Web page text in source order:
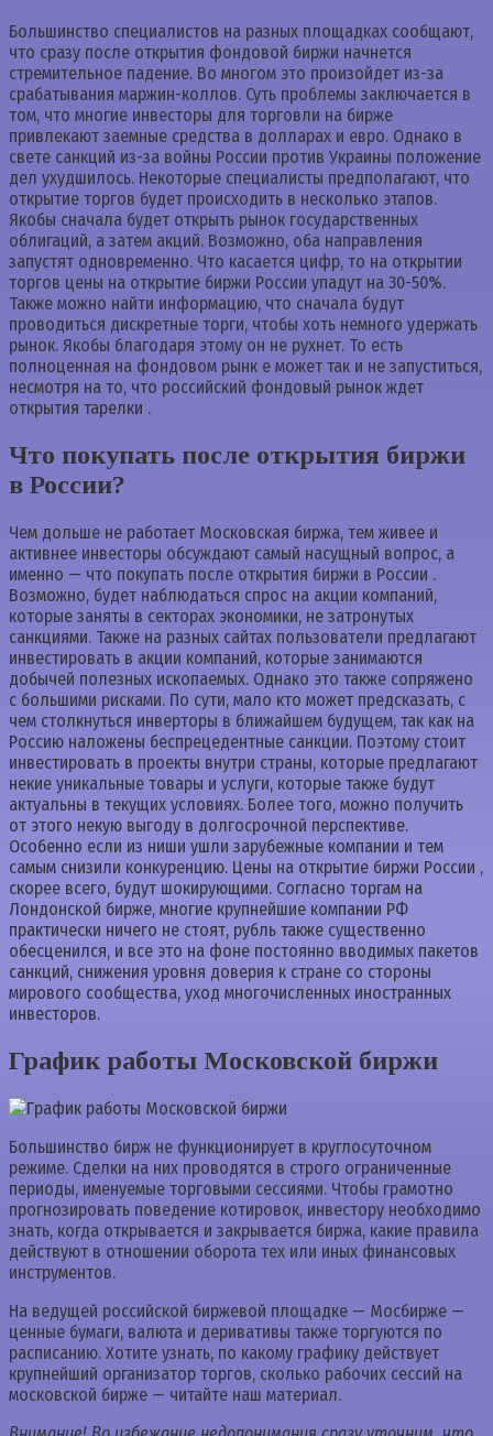
Большинство специалистов на разных площадках сообщают,
что сразу после открытия фондовой биржи начнется
стремительное падение. Во многом это произойдет из-за
срабатывания маржин-коллов. Суть проблемы заключается в
том, что многие инвесторы для торговли на бирже
привлекают заемные средства в долларах и евро. Однако в
свете санкций из-за войны России против Украины положение
дел ухудшилось. Некоторые специалисты предполагают, что
открытие торгов будет происходить в несколько этапов.
Якобы сначала будет открыть рынок государственных
облигаций, а затем акций. Возможно, оба направления
запустят одновременно. Что касается цифр, то на открытии
торгов цены на открытие биржи России упадут на 30-50%.
Также можно найти информацию, что сначала будут
проводиться дискретные торги, чтобы хоть немного удержать
рынок. Якобы благодаря этому он не рухнет. То есть
полноценная на фондовом рынк е может так и не запуститься,
несмотря на то, что российский фондовый рынок ждет
открытия тарелки .
Что покупать после открытия биржи
в России?
Чем дольше не работает Московская биржа, тем живее и
активнее инвесторы обсуждают самый насущный вопрос, а
именно — что покупать после открытия биржи в России .
Возможно, будет наблюдаться спрос на акции компаний,
которые заняты в секторах экономики, не затронутых
санкциями. Также на разных сайтах пользователи предлагают
инвестировать в акции компаний, которые занимаются
добычей полезных ископаемых. Однако это также сопряжено
с большими рисками. По сути, мало кто может предсказать, с
чем столкнуться инверторы в ближайшем будущем, так как на
Россию наложены беспрецедентные санкции. Поэтому стоит
инвестировать в проекты внутри страны, которые предлагают
некие уникальные товары и услуги, которые также будут
актуальны в текущих условиях. Более того, можно получить
от этого некую выгоду в долгосрочной перспективе.
Особенно если из ниши ушли зарубежные компании и тем
самым снизили конкуренцию. Цены на открытие биржи России ,
скорее всего, будут шокирующими. Согласно торгам на
Лондонской бирже, многие крупнейшие компании РФ
практически ничего не стоят, рубль также существенно
обесценился, и все это на фоне постоянно вводимых пакетов
санкций, снижения уровня доверия к стране со стороны
мирового сообщества, уход многочисленных иностранных
инвесторов.
График работы Московской биржи
Большинство бирж не функционирует в круглосуточном
режиме. Сделки на них проводятся в строго ограниченные
периоды, именуемые торговыми сессиями. Чтобы грамотно
прогнозировать поведение котировок, инвестору необходимо
знать, когда открывается и закрывается биржа, какие правила
действуют в отношении оборота тех или иных финансовых
инструментов.
На ведущей российской биржевой площадке — Мосбирже —
ценные бумаги, валюта и деривативы также торгуются по
расписанию. Хотите узнать, по какому графику действует
крупнейший организатор торгов, сколько рабочих сессий на
московской бирже — читайте наш материал.